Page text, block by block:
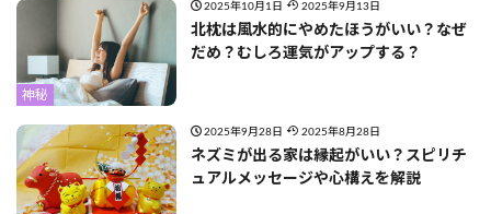
神秘
2025年10月1日 2025年9月13日
北枕は風水的にやめたほうがいい？なぜ
だめ？むしろ運気がアップする？
2025年9月28日 2025年8月28日
ネズミが出る家は縁起がいい？スピリチ
ュアルメッセージや心構えを解説